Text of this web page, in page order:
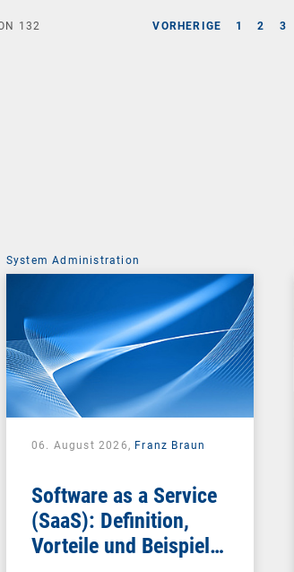
VORHERIGE 1 2 3
132
System Administration
06. August 2026, Franz Braun
Software as a Service
(SaaS): Definition,
Vorteile und Beispiele